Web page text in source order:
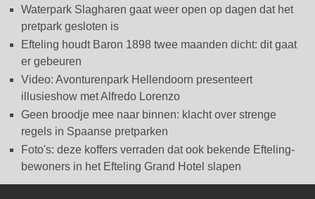
Waterpark Slagharen gaat weer open op dagen dat het
pretpark gesloten is
Efteling houdt Baron 1898 twee maanden dicht: dit gaat
er gebeuren
Video: Avonturenpark Hellendoorn presenteert
illusieshow met Alfredo Lorenzo
Geen broodje mee naar binnen: klacht over strenge
regels in Spaanse pretparken
Foto's: deze koffers verraden dat ook bekende Efteling-
bewoners in het Efteling Grand Hotel slapen